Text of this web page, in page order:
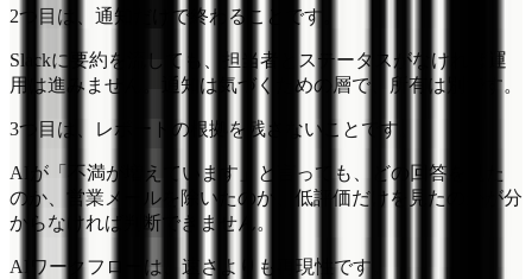
2つ目は、通知だけで終わることです。
Slackに要約を流しても、担当者とステータスがなければ運
用は進みません。通知は気づくための層で、所有は別です。
3つ目は、レポートの根拠を残さないことです。
AIが「不満が増えています」と言っても、どの回答を見た
のか、営業メールを除いたのか、低評価だけを見たのかが分
からなければ判断できません。
AIワークフローは、速さよりも再現性です。